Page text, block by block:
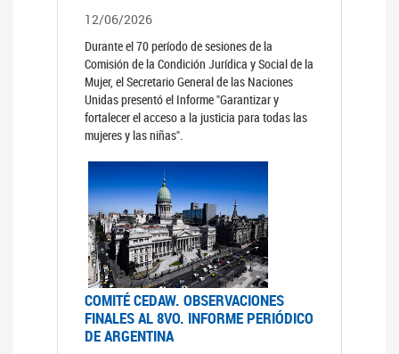
12/06/2026
Durante el 70 período de sesiones de la
Comisión de la Condición Jurídica y Social de la
Mujer, el Secretario General de las Naciones
Unidas presentó el Informe "Garantizar y
fortalecer el acceso a la justicia para todas las
mujeres y las niñas".
COMITÉ CEDAW. OBSERVACIONES
FINALES AL 8VO. INFORME PERIÓDICO
DE ARGENTINA